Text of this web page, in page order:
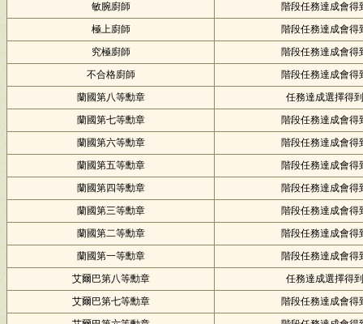
敏腕廚師
階段任務達成會得
極上廚師
階段任務達成會得
究極廚師
階段任務達成會得
不合格廚師
階段任務達成會得
蘭國第八等勳章
任務達成選擇得到
蘭國第七等勳章
階段任務達成會得
蘭國第六等勳章
階段任務達成會得
蘭國第五等勳章
階段任務達成會得
蘭國第四等勳章
階段任務達成會得
蘭國第三等勳章
階段任務達成會得
蘭國第二等勳章
階段任務達成會得
蘭國第一等勳章
階段任務達成會得
艾爾巴第八等勳章
任務達成選擇得到
艾爾巴第七等勳章
階段任務達成會得